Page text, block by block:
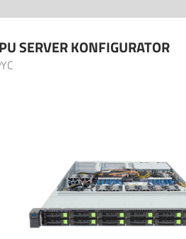
SERVER KONFIGURATOR